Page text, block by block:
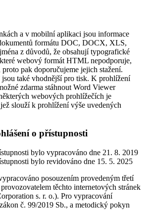
a v mobilní aplikaci jsou informace
formátu DOC, DOCX, XLS,
z důvodů, že obsahují typografické
webový formát HTML nepodporuje,
pak doporučujeme jejich stažení.
také vhodnější pro tisk. K prohlížení
zdarma stáhnout Word Viewer
webových prohlížečích je
slouží k prohlížení výše uvedených
o přístupnosti
bylo vypracováno dne 21. 8. 2019
bylo revidováno dne 15. 5. 2025
posouzením provedeným třetí
těchto internetových stránek
s. r. o.). Pro vypracování
č. 99/2019 Sb., a metodický pokyn